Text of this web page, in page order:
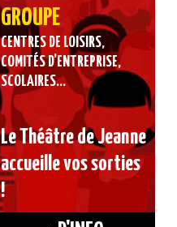
GROUPE
CENTRES DE LOISIRS,
COMITÉS D’ENTREPRISE,
SCOLAIRES…
Le Théâtre de Jeanne
accueille vos sorties
!